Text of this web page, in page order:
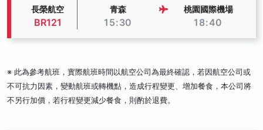
長榮航空
BR121
青森
15:30
桃園國際機場
18:40
※ 此為參考航班，實際航班時間以航空公司為最終確認，若因航空公司或
不可抗力因素，變動航班或轉機點，造成行程變更、增加餐食，本公司將
不另行加價，若行程變更減少餐食，則酌於退費。